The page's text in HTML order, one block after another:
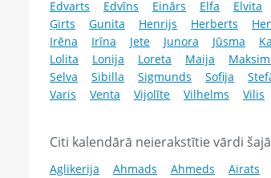
Edvarts
Edvīns Einārs Elfa Elvita
Ģirts
Gunita Henrijs Herberts
Irēna
Irīna Jete Junora Jūsma
Lolita
Lonija Loreta Maija
Selva
Sibilla Sigmunds Sofija
Varis
Venta Vijolīte Vilhelms Vilis
Citi kalendārā neierakstītie vārdi
Aglikerija Ahmads Ahmeds Airats